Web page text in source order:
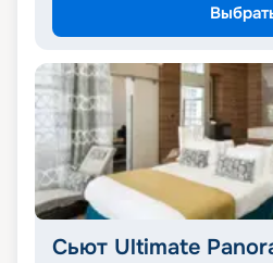
Сьют Ultimate